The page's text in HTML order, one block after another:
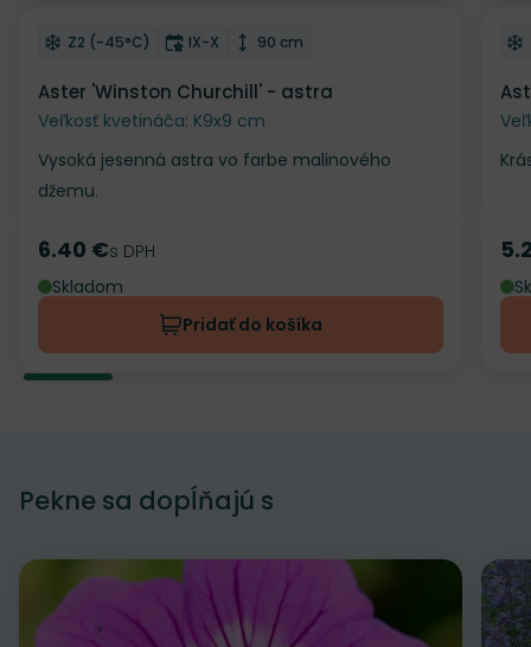
Odober do zoznamu želaní
Mrazuvzdornosť
Z2 (-45°C) Doba kvitnutia
IX-X Výška rastliny
90 cm
Aster 'Winston Churchill' - astra
Veľkosť kvetináča: K9x9 cm
Vysoká jesenná astra vo farbe malinového
džemu.
Cena
6.40 €s DPH
Skladom
Pridať do košíka
Pekne sa dopĺňajú s